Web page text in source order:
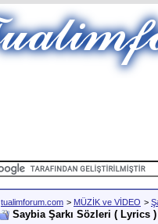
tualimforum.com > MÜZİK ve VİDEO >
Saybia Şarkı Sözleri ( Lyrics )